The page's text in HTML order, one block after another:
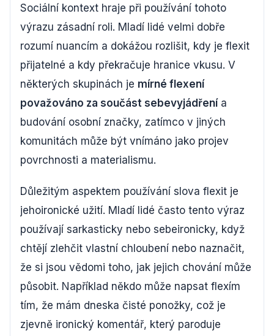
Sociální kontext hraje při používání tohoto
výrazu zásadní roli. Mladí lidé velmi dobře
rozumí nuancím a dokážou rozlišit, kdy je flexit
přijatelné a kdy překračuje hranice vkusu. V
některých skupinách je mírné flexení
považováno za součást sebevyjádřenía
budování osobní značky, zatímco v jiných
komunitách může být vnímáno jako projev
povrchnosti a materialismu.
Důležitým aspektem používání slova flexit je
jehoironické užití. Mladí lidé často tento výraz
používají sarkasticky nebo sebeironicky, když
chtějí zlehčit vlastní chloubení nebo naznačit,
že si jsou vědomi toho, jak jejich chování může
působit. Například někdo může napsat flexím
tím, že mám dneska čisté ponožky, což je
zjevně ironický komentář, který paroduje